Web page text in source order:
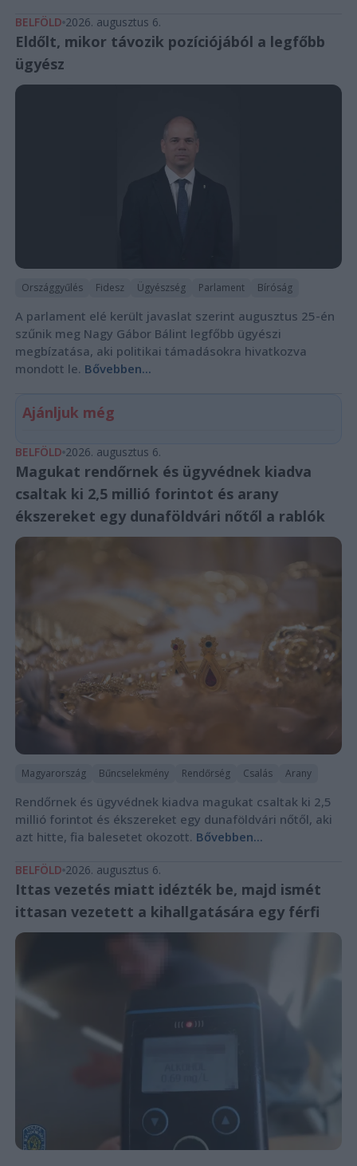
BELFÖLD 2026. augusztus 6.
Eldőlt, mikor távozik pozíciójából a legfőbb
ügyész
Országgyűlés Fidesz Ügyészség Parlament Bíróság
A parlament elé került javaslat szerint augusztus 25-én
szűnik meg Nagy Gábor Bálint legfőbb ügyészi
megbízatása, aki politikai támadásokra hivatkozva
mondott le. Bővebben...
Ajánljuk még
BELFÖLD 2026. augusztus 6.
Magukat rendőrnek és ügyvédnek kiadva
csaltak ki 2,5 millió forintot és arany
ékszereket egy dunaföldvári nőtől a rablók
Magyarország Bűncselekmény Rendőrség Csalás Arany
Rendőrnek és ügyvédnek kiadva magukat csaltak ki 2,5
millió forintot és ékszereket egy dunaföldvári nőtől, aki
azt hitte, fia balesetet okozott. Bővebben...
BELFÖLD 2026. augusztus 6.
Ittas vezetés miatt idézték be, majd ismét
ittasan vezetett a kihallgatására egy férfi